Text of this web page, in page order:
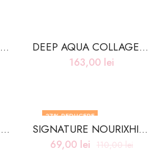
CREMA CU VITAMINA C & YUZU – 50ml DEEP AQUA COLLAGEN CREAM 2X – 100g
163,00 lei
HEMPSEED CREAM – 50ml
37% REDUCERE
SIGNATURE NOURIXHING CREAM #GLUTATHIONE – 50ML
69,00 lei 110,00lei